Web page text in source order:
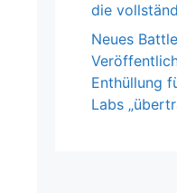
die
Neues
Enthüllung
Labs